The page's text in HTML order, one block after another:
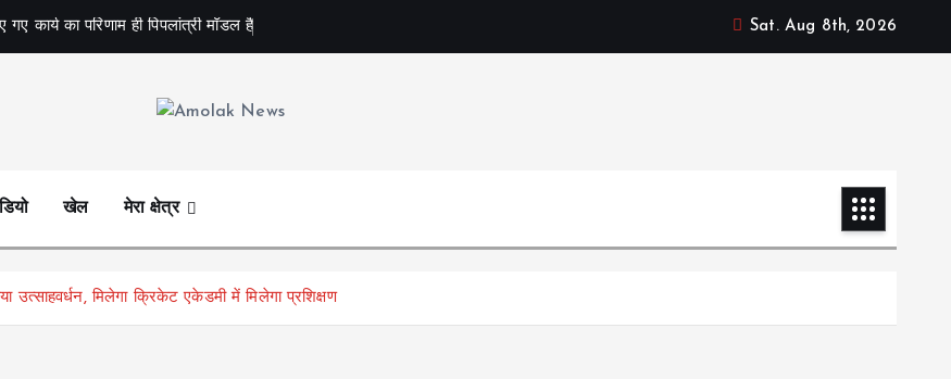
कार्य का परिणाम ही पिपलांत्री मॉडल है Sat. Aug 8th, 2026
खेल मेरा क्षेत्र
मिलेगा क्रिकेट एकेडमी में मिलेगा प्रशिक्षण